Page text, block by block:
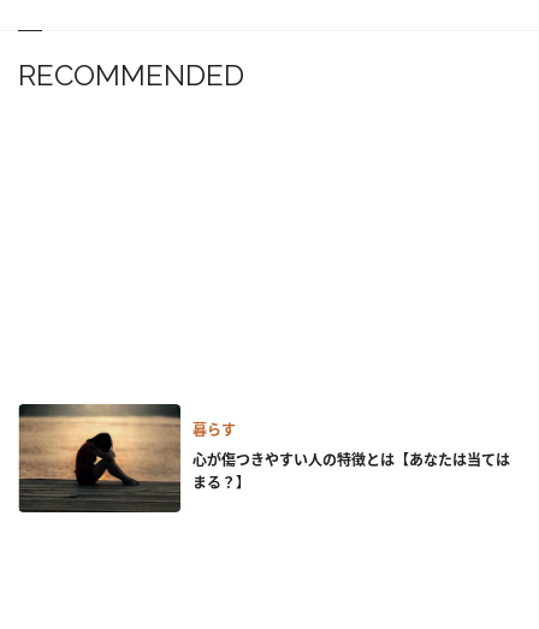
RECOMMENDED
暮らす
心が傷つきやすい人の特徴とは【あなたは当ては
まる？】